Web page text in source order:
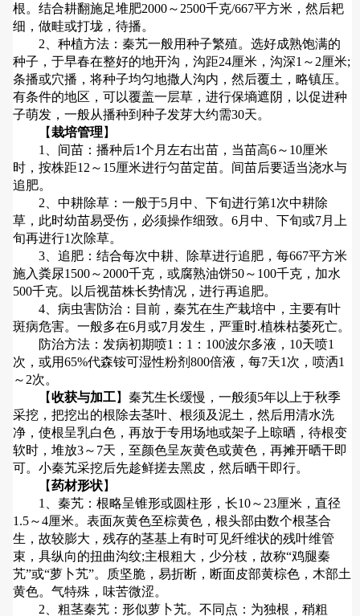
根。结合耕翻施足堆肥2000～2500千克/667平方米，然后耙
细，做畦或打垅，待播。
2、种植方法：秦艽一般用种子繁殖。选好成熟饱满的
种子，于早春在整好的地开沟，沟距24厘米，沟深1～2厘米;
条播或穴播，将种子均匀地撒人沟内，然后覆土，略镇压。
有条件的地区，可以覆盖一层草，进行保墒遮阴，以促进种
子萌发，一般从播种到种子发芽大约需30天。
【栽培管理 】
1、间苗：播种后1个月左右出苗，当苗高6～10厘米
时，按株距12～15厘米进行匀苗定苗。间苗后要适当浇水与
追肥。
2、中耕除草：一般于5月中、下旬进行第1次中耕除
草，此时幼苗易受伤，必须操作细致。6月中、下旬或7月上
旬再进行1次除草。
3、追肥：结合每次中耕、除草进行追肥，每667平方米
施入粪尿1500～2000千克，或腐熟油饼50～100千克，加水
500千克。以后视苗株长势情况，进行再追肥。
4、病虫害防治：目前，秦艽在生产栽培中，主要有叶
斑病危害。一般多在6月或7月发生，严重时.植株枯萎死亡。
防治方法：发病初期喷1：1：100波尔多液，10天喷1
次，或用65%代森铵可湿性粉剂800倍液，每7天1次，喷洒1
～2次。
【收获与加工】秦艽生长缓慢，一般须5年以上于秋季
采挖，把挖出的根除去茎叶、根须及泥土，然后用清水洗
净，使根呈乳白色，再放于专用场地或架子上晾晒，待根变
软时，堆放3～7天，至颜色呈灰黄色或黄色，再摊开晒干即
可。小秦艽采挖后先趁鲜搓去黑皮，然后晒干即行。
【药材形状】
1、秦艽：根略呈锥形或圆柱形，长10～23厘米，直径
1.5～4厘米。表面灰黄色至棕黄色，根头部由数个根茎合
生，故较膨大，残存的茎基上有时可见纤维状的残叶维管
束，具纵向的扭曲沟纹;主根粗大，少分枝，故称“鸡腿秦
艽”或“萝卜艽”。质坚脆，易折断，断面皮部黄棕色，木部土
黄色。气特殊，味苦微涩。
2、粗茎秦艽：形似萝卜艽。不同点：为独根，稍粗